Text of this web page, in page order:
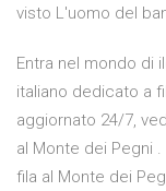
visto L'uomo del
Entra nel mondo di
italiano dedicato a
aggiornato 24/7,
al Monte dei Pegni
fila al Monte dei